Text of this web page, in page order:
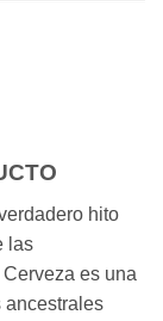
hito
las
es una
ancestrales